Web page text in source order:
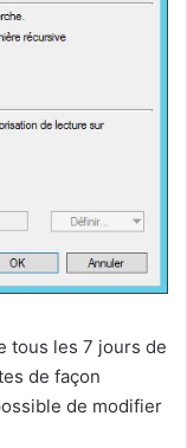
tous les 7 jours de
de façon
de modifier